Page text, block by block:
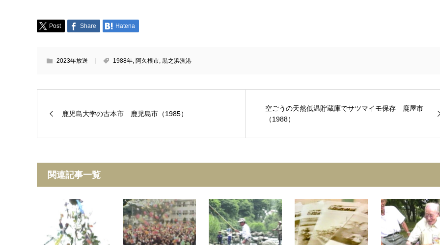
Post Share Hatena
2023年放送 1988年, 阿久根市, 黒之浜漁港
鹿児島大学の古本市 鹿児島市（1985）
空ごうの天然低温貯蔵庫でサツマイモ保存 鹿屋市
（1988）
関連記事一覧